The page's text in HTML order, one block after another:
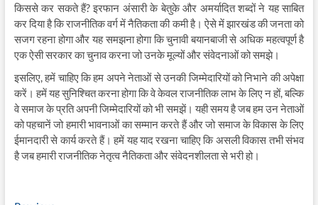
किससे कर सकते हैं? इरफान अंसारी के बेतुके और अमर्यादित शब्दों ने यह साबित
कर दिया है कि राजनीतिक वर्ग में नैतिकता की कमी है। ऐसे में झारखंड की जनता को
सजग रहना होगा और यह समझना होगा कि चुनावी बयानबाजी से अधिक महत्वपूर्ण है
एक ऐसी सरकार का चुनाव करना जो उनके मूल्यों और संवेदनाओं को समझे।
इसलिए, हमें चाहिए कि हम अपने नेताओं से उनकी जिम्मेदारियों को निभाने की अपेक्षा
करें। हमें यह सुनिश्चित करना होगा कि वे केवल राजनीतिक लाभ के लिए न हों, बल्कि
वे समाज के प्रति अपनी जिम्मेदारियों को भी समझें। यही समय है जब हम उन नेताओं
को पहचानें जो हमारी भावनाओं का सम्मान करते हैं और जो समाज के विकास के लिए
ईमानदारी से कार्य करते हैं। हमें यह याद रखना चाहिए कि असली विकास तभी संभव
है जब हमारी राजनीतिक नेतृत्व नैतिकता और संवेदनशीलता से भरी हो।